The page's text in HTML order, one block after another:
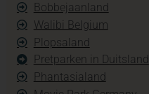
Bobbejaanland
Walibi Belgium
Plopsaland
Pretparken in Duitsland
Phantasialand